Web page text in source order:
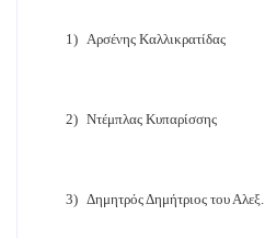
1) Αρσένης Καλλικρατίδας
2) Ντέμπλας Κυπαρίσσης
3) Δημητρός Δημήτριος του Αλεξ.